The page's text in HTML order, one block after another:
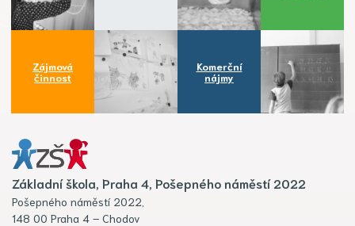
Zájmová
činnost
Komerční
nájmy
Základní škola, Praha 4, Pošepného náměstí 2022
Pošepného náměstí 2022,
148 00 Praha 4 – Chodov